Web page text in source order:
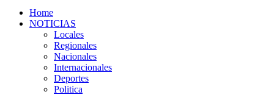
Home
NOTICIAS
Locales
Regionales
Nacionales
Internacionales
Deportes
Politica